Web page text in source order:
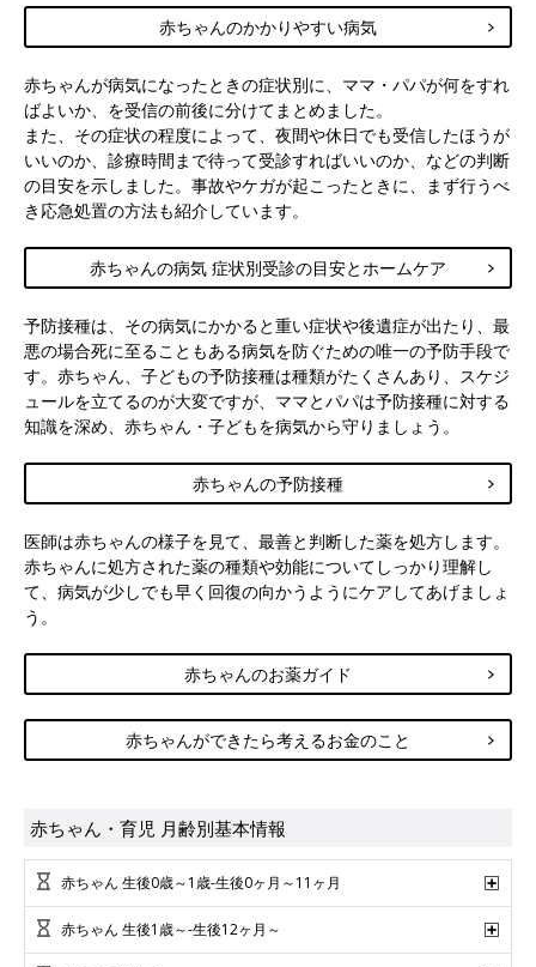
赤ちゃんのかかりやすい病気
赤ちゃんが病気になったときの症状別に、ママ・パパが何をすれ
ばよいか、を受信の前後に分けてまとめました。
また、その症状の程度によって、夜間や休日でも受信したほうが
いいのか、診療時間まで待って受診すればいいのか、などの判断
の目安を示しました。事故やケガが起こったときに、まず行うべ
き応急処置の方法も紹介しています。
赤ちゃんの病気 症状別受診の目安とホームケア
予防接種は、その病気にかかると重い症状や後遺症が出たり、最
悪の場合死に至ることもある病気を防ぐための唯一の予防手段で
す。赤ちゃん、子どもの予防接種は種類がたくさんあり、スケジ
ュールを立てるのが大変ですが、ママとパパは予防接種に対する
知識を深め、赤ちゃん・子どもを病気から守りましょう。
赤ちゃんの予防接種
医師は赤ちゃんの様子を見て、最善と判断した薬を処方します。
赤ちゃんに処方された薬の種類や効能についてしっかり理解し
て、病気が少しでも早く回復の向かうようにケアしてあげましょ
う。
赤ちゃんのお薬ガイド
赤ちゃんができたら考えるお金のこと
赤ちゃん・育児 月齢別基本情報
赤ちゃん 生後0歳～1歳-生後0ヶ月～11ヶ月
赤ちゃん 生後1歳～-生後12ヶ月～